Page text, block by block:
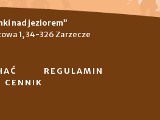
nad jeziorem”
1, 34-326 Zarzecze
REGULAMIN
CENNIK